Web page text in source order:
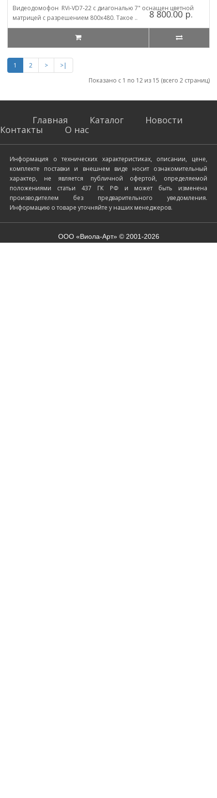
Видеодомофон RVi-VD7-22 с диагональю 7" оснащен цветной
матрицей с разрешением 800х480. Такое ..
8 800.00 р.
1 2 >
>|
Показано с 1 по 12 из 15 (всего 2 страниц)
Главная Каталог
Новости
Контакты
О нас
Информация о технических характеристиках, описании, цене,
комплекте поставки и внешнем виде носит ознакомительный
характер, не является публичной офертой, определяемой
положениями статьи 437 ГК РФ и может быть изменена
производителем без предварительного уведомления.
Информацию о товаре уточняйте у наших менеджеров.
ООО «Виола-Арт» © 2001-2026